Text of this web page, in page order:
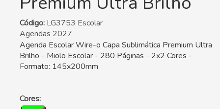
Código: LG3753 Escolar
Agendas 2027
Agenda Escolar Wire-o Capa Sublimática Premium Ultra
Brilho - Miolo Escolar - 280 Páginas - 2x2 Cores -
Formato: 145x200mm
Cores: